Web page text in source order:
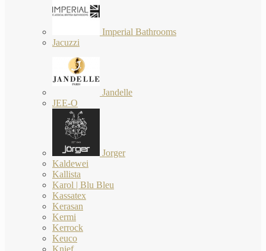
Imperial Bathrooms
Jacuzzi
Jandelle
JEE-O
Jorger
Kaldewei
Kallista
Karol | Blu Bleu
Kassatex
Kerasan
Kermi
Kerrock
Keuco